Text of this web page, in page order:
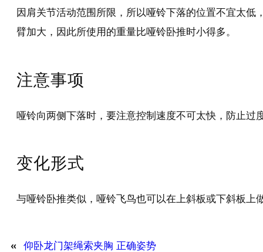
因肩关节活动范围所限，所以哑铃下落的位置不宜太
臂加大，因此所使用的重量比哑铃卧推时小得多。
注意事项
哑铃向两侧下落时，要注意控制速度不可太快，防止
变化形式
与哑铃卧推类似，哑铃飞鸟也可以在上斜板或下斜板
« 仰卧龙门架绳索夹胸 正确姿势